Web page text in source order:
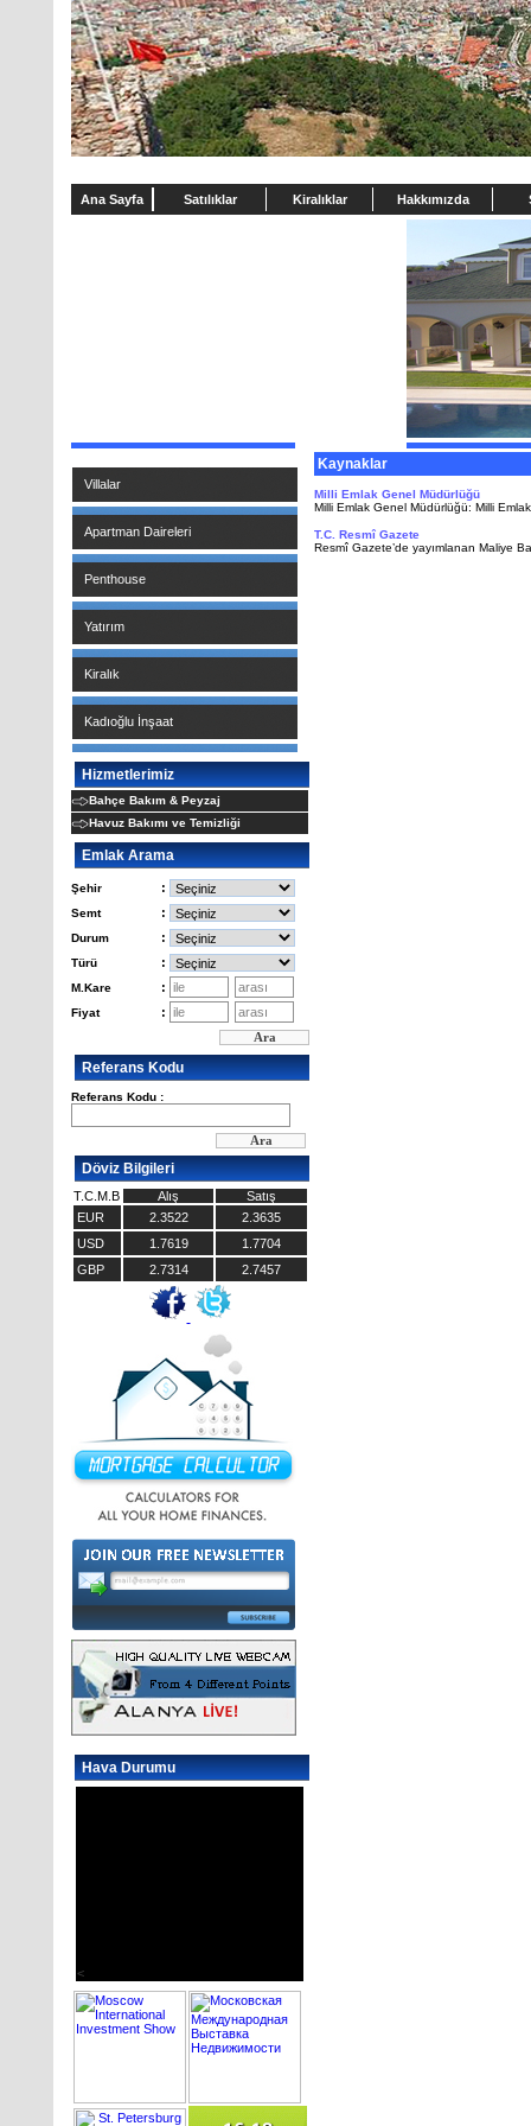
Ana Sayfa Satılıklar Kiralıklar Hakkımızda
Villalar
Apartman Daireleri
Penthouse
Yatırım
Kiralık
Kadıoğlu İnşaat
Hizmetlerimiz
Bahçe Bakım & Peyzaj
Havuz Bakımı ve Temizliği
Emlak Arama
Şehir :
Semt :
Durum :
Türü :
M.Kare :
Fiyat :
Referans Kodu
Referans Kodu :
Döviz Bilgileri
T.C.M.B Alış
Satış
EUR
2.3522
2.3635
USD
1.7619
1.7704
GBP
2.7314 2.7457
Hava Durumu
<
Kaynaklar
Milli Emlak Genel Müdürlüğü
Milli Emlak Genel Müdürlüğü: Milli
T.C. Resmî Gazete
Resmî Gazete’de yayımlanan Maliye